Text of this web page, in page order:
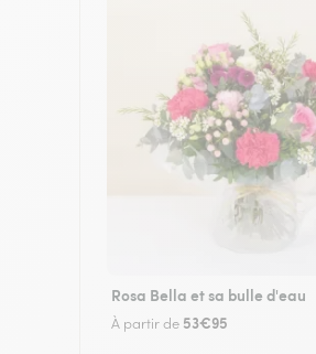
Rosa Bella et sa bulle d'eau
À partir de 53€95